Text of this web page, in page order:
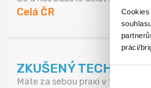
práci/
Celá ČR
ZKUŠENÝ
Máte za sebou praxi v